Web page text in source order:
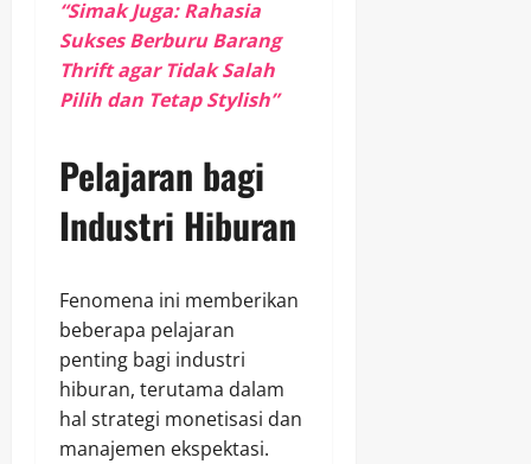
“Simak Juga: Rahasia
Sukses Berburu Barang
Thrift agar Tidak Salah
Pilih dan Tetap Stylish”
Pelajaran bagi
Industri Hiburan
Fenomena ini memberikan
beberapa pelajaran
penting bagi industri
hiburan, terutama dalam
hal strategi monetisasi dan
manajemen ekspektasi.